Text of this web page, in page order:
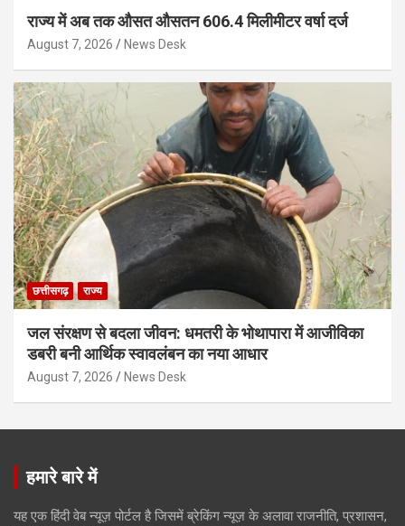
राज्य में अब तक औसत औसतन 606.4 मिलीमीटर वर्षा दर्ज
August 7, 2026 News Desk
छत्तीसगढ़ राज्य
जल संरक्षण से बदला जीवन: धमतरी के भोथापारा में आजीविका
डबरी बनी आर्थिक स्वावलंबन का नया आधार
August 7, 2026 News Desk
हमारे बारे में
यह एक हिंदी वेब न्यूज़ पोर्टल है जिसमें ब्रेकिंग न्यूज़ के अलावा राजनीति, प्रशासन,